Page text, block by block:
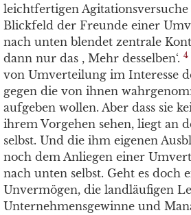
leichtfertigen Agitationsversuche
Blickfeld der Freunde einer
nach unten blendet zentrale
dann nur das , Mehr desselben‘. 4
von Umverteilung im Interesse
gegen die von ihnen
aufgeben wollen. Aber dass sie
ihrem Vorgehen sehen, liegt an
selbst. Und die ihm eigenen
noch dem Anliegen einer
nach unten selbst. Geht es doch
Unvermögen, die landläufigen
Unternehmensgewinne und